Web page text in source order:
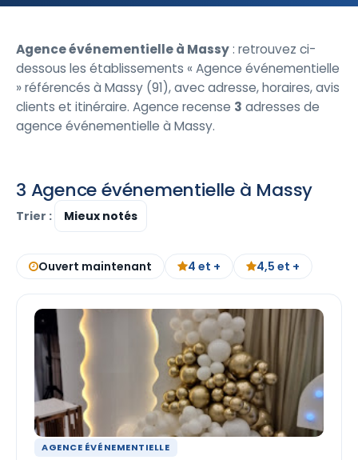
Agence événementielle à Massy: retrouvez ci-
dessous les établissements « Agence événementielle
» référencés à Massy (91), avec adresse, horaires, avis
clients et itinéraire. Agence recense 3 adresses de
agence événementielle à Massy.
3 Agence événementielle à Massy
Trier :
Ouvert maintenant 4 et + 4,5 et +
AGENCE ÉVÉNEMENTIELLE